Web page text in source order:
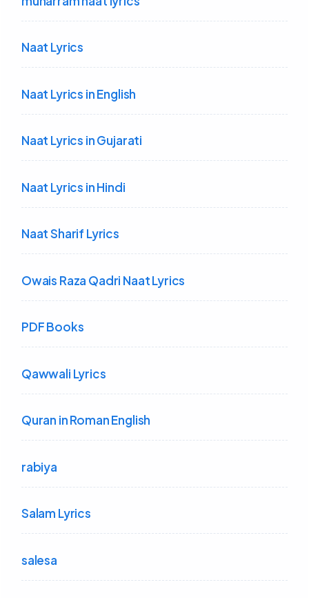
Naat Lyrics
Naat Lyrics in English
Naat Lyrics in Gujarati
Naat Lyrics in Hindi
Naat Sharif Lyrics
Owais Raza Qadri Naat Lyrics
PDF Books
Qawwali Lyrics
Quran in Roman English
rabiya
Salam Lyrics
salesa